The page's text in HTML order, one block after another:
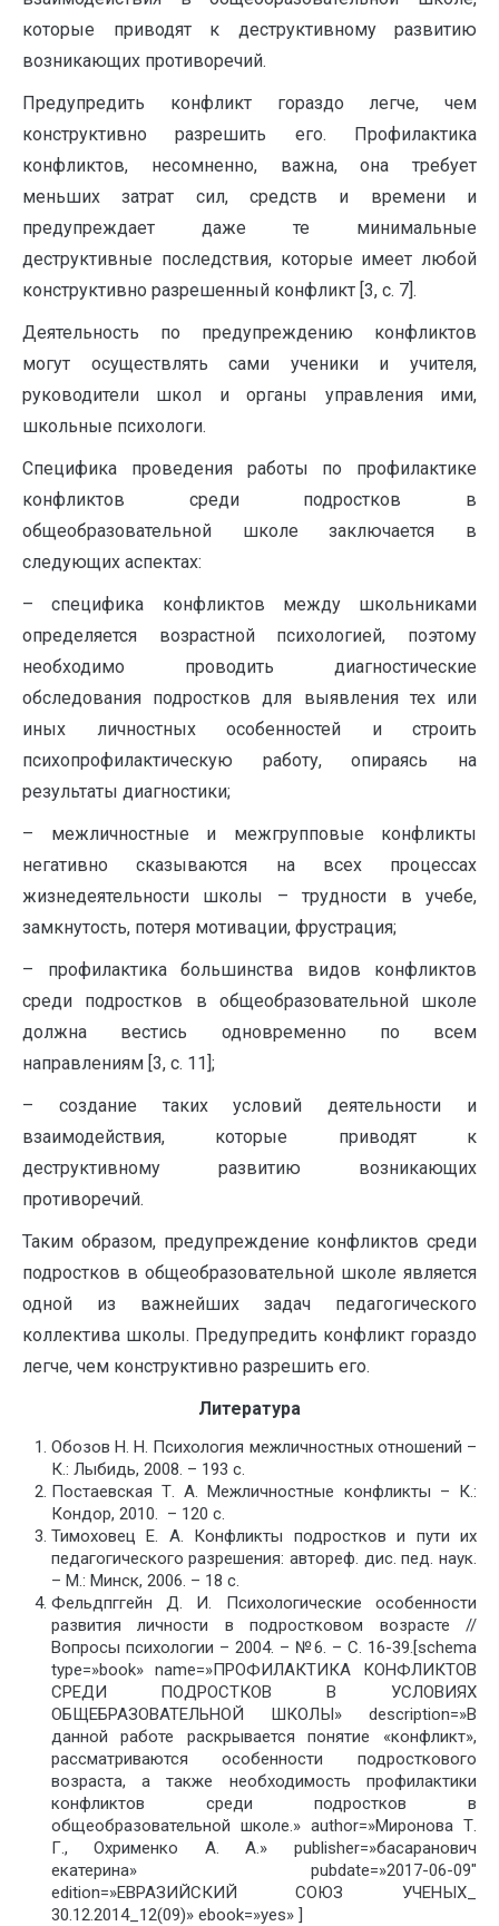
которые приводят к деструктивному развитию
возникающих противоречий.
Предупредить конфликт гораздо легче, чем
конструктивно разрешить его. Профилактика
конфликтов, несомненно, важна, она требует
меньших затрат сил, средств и времени и
предупреждает даже те минимальные
деструктивные последствия, которые имеет любой
конструктивно разрешенный конфликт [3, с. 7].
Деятельность по предупреждению конфликтов
могут осуществлять сами ученики и учителя,
руководители школ и органы управления ими,
школьные психологи.
Специфика проведения работы по профилактике
конфликтов среди подростков в
общеобразовательной школе заключается в
следующих аспектах:
– специфика конфликтов между школьниками
определяется возрастной психологией, поэтому
необходимо проводить диагностические
обследования подростков для выявления тех или
иных личностных особенностей и строить
психопрофилактическую работу, опираясь на
результаты диагностики;
– межличностные и межгрупповые конфликты
негативно сказываются на всех процессах
жизнедеятельности школы – трудности в учебе,
замкнутость, потеря мотивации, фрустрация;
– профилактика большинства видов конфликтов
среди подростков в общеобразовательной школе
должна вестись одновременно по всем
направлениям [3, с. 11];
– создание таких условий деятельности и
взаимодействия, которые приводят к
деструктивному развитию возникающих
противоречий.
Таким образом, предупреждение конфликтов среди
подростков в общеобразовательной школе является
одной из важнейших задач педагогического
коллектива школы. Предупредить конфликт гораздо
легче, чем конструктивно разрешить его.
Литература
Обозов Н. Н. Психология межличностных отношений –
К.: Лыбидь, 2008. – 193 с.
Постаевская Т. А. Межличностные конфликты – К.:
Кондор, 2010. – 120 с.
Тимоховец Е. А. Конфликты подростков и пути их
педагогического разрешения: автореф. дис. пед. наук.
– М.: Минск, 2006. – 18 с.
Фельдпггейн Д. И. Психологические особенности
развития личности в подростковом возрасте //
Вопросы психологии – 2004. – №6. – С. 16-39.[schema
type=»book» name=»ПРОФИЛАКТИКА КОНФЛИКТОВ
СРЕДИ ПОДРОСТКОВ В УСЛОВИЯХ
ОБЩЕБРАЗОВАТЕЛЬНОЙ ШКОЛЫ» description=»В
данной работе раскрывается понятие «конфликт»,
рассматриваются особенности подросткового
возраста, а также необходимость профилактики
конфликтов среди подростков в
общеобразовательной школе.» author=»Миронова Т.
Г., Охрименко А. А.» publisher=»басаранович
екатерина» pubdate=»2017-06-09″
edition=»ЕВРАЗИЙСКИЙ СОЮЗ УЧЕНЫХ_
30.12.2014_12(09)» ebook=»yes» ]